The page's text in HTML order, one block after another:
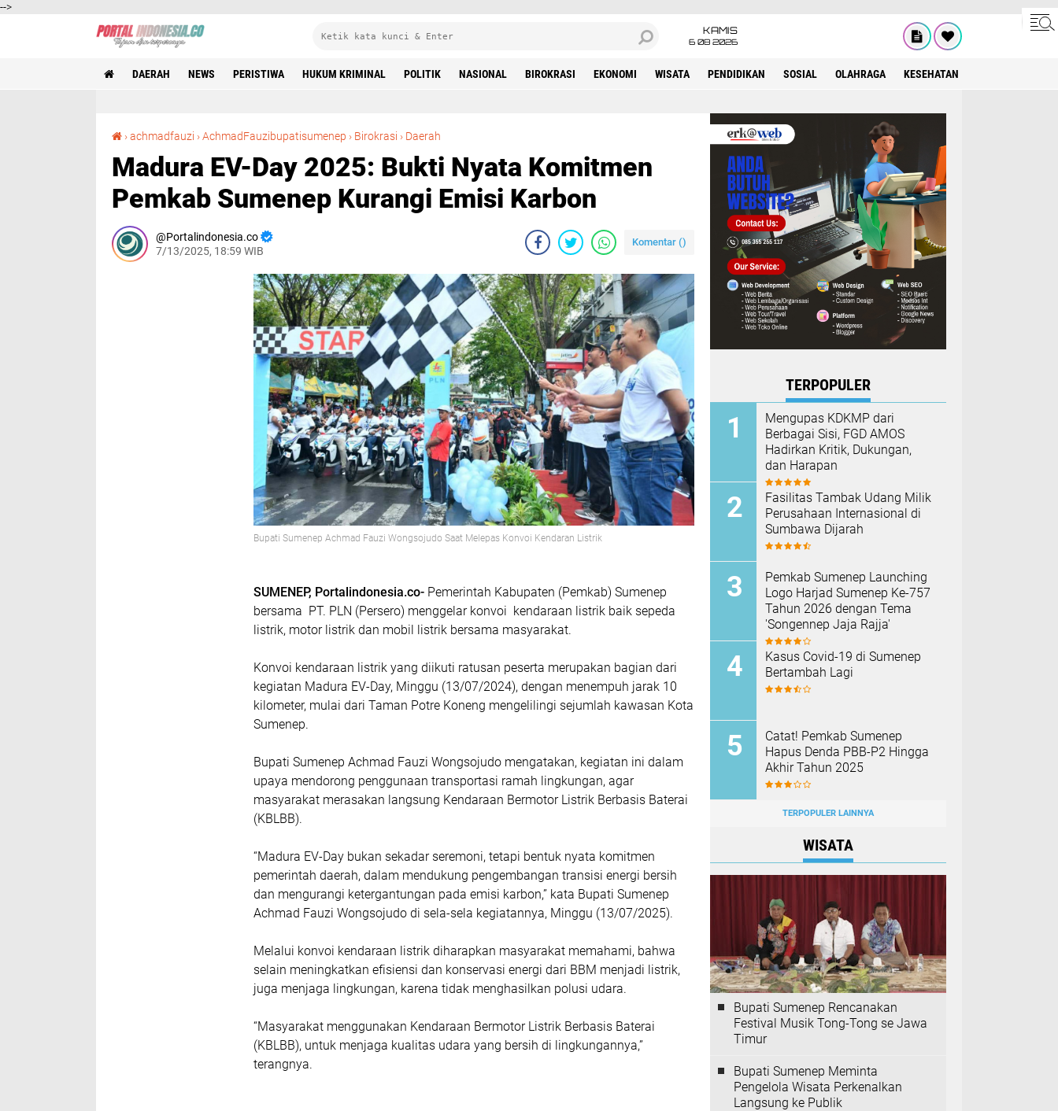
-->
KAMIS
6 08 2026
DAERAH NEWS PERISTIWA HUKUM KRIMINAL POLITIK NASIONAL BIROKRASI EKONOMI WISATA PENDIDIKAN SOSIAL OLAHRAGA KESEHATAN
›achmadfauzi ›AchmadFauzibupatisumenep › Birokrasi › Daerah
Madura EV-Day 2025: Bukti Nyata Komitmen
Pemkab Sumenep Kurangi Emisi Karbon
Portalindonesia.co
7/13/2025, 18:59 WIB
Komentar ()
Bupati Sumenep Achmad Fauzi Wongsojudo Saat Melepas Konvoi Kendaran Listrik
SUMENEP, Portalindonesia.co- Pemerintah Kabupaten (Pemkab) Sumenep
bersama PT. PLN (Persero) menggelar konvoi kendaraan listrik baik sepeda
listrik, motor listrik dan mobil listrik bersama masyarakat.
Konvoi kendaraan listrik yang diikuti ratusan peserta merupakan bagian dari
kegiatan Madura EV-Day, Minggu (13/07/2024), dengan menempuh jarak 10
kilometer, mulai dari Taman Potre Koneng mengelilingi sejumlah kawasan Kota
Sumenep.
Bupati Sumenep Achmad Fauzi Wongsojudo mengatakan, kegiatan ini dalam
upaya mendorong penggunaan transportasi ramah lingkungan, agar
masyarakat merasakan langsung Kendaraan Bermotor Listrik Berbasis Baterai
(KBLBB).
“Madura EV-Day bukan sekadar seremoni, tetapi bentuk nyata komitmen
pemerintah daerah, dalam mendukung pengembangan transisi energi bersih
dan mengurangi ketergantungan pada emisi karbon,” kata Bupati Sumenep
Achmad Fauzi Wongsojudo di sela-sela kegiatannya, Minggu (13/07/2025).
Melalui konvoi kendaraan listrik diharapkan masyarakat memahami, bahwa
selain meningkatkan efisiensi dan konservasi energi dari BBM menjadi listrik,
juga menjaga lingkungan, karena tidak menghasilkan polusi udara.
“Masyarakat menggunakan Kendaraan Bermotor Listrik Berbasis Baterai
(KBLBB), untuk menjaga kualitas udara yang bersih di lingkungannya,”
terangnya.
TERPOPULER
Mengupas KDKMP dari
Berbagai Sisi, FGD AMOS
Hadirkan Kritik, Dukungan,
dan Harapan
Fasilitas Tambak Udang Milik
Perusahaan Internasional di
Sumbawa Dijarah
Pemkab Sumenep Launching
Logo Harjad Sumenep Ke-757
Tahun 2026 dengan Tema
'Songennep Jaja Rajja'
Kasus Covid-19 di Sumenep
Bertambah Lagi
Catat! Pemkab Sumenep
Hapus Denda PBB-P2 Hingga
Akhir Tahun 2025
TERPOPULER LAINNYA
WISATA
Bupati Sumenep Rencanakan
Festival Musik Tong-Tong se Jawa
Timur
Bupati Sumenep Meminta
Pengelola Wisata Perkenalkan
Langsung ke Publik